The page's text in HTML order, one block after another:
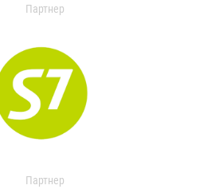
Партнер
Партнер